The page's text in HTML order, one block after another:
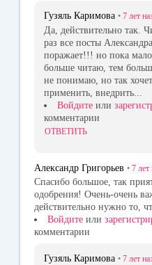
Гузяль Каримова • 7 лет
Да, действительно так.
раз все посты
поражает!!! но пока
больше читаю, тем
не понимаю, но так
применить, внедрить...
Войдите или
комментарии
ОТВЕТИТЬ
Александр Григорьев • 7 лет
Спасибо большое, так
одобрения! Очень-очень
действительно нужно то,
Войдите или
комментарии
Гузяль Каримова • 7 лет